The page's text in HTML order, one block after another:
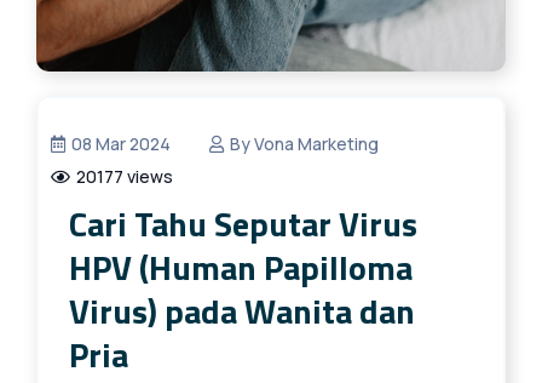
08 Mar 2024
By Vona Marketing
20177 views
Cari Tahu Seputar Virus
HPV (Human Papilloma
Virus) pada Wanita dan
Pria